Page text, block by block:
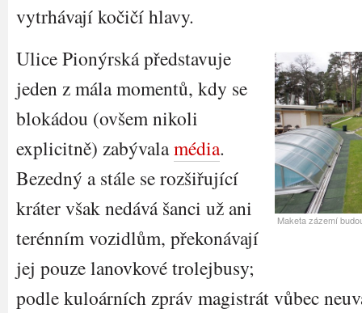
vytrhávají kočičí hlavy.
Maketa zázemí
Ulice Pionýrská představuje
jeden z mála momentů, kdy se
blokádou (ovšem nikoli
explicitně) zabývalamédia.
Bezedný a stále se rozšiřující
kráter však nedává šanci už ani
terénním vozidlům, překonávají
jej pouze lanovkové trolejbusy;
podle kuloárních zpráv magistrát vůbec